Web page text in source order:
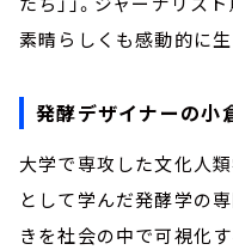
素晴らしくも感動的に
発酵デザイナーの小
大学で専攻した文化人
として学んだ発酵学の
きを社会の中で可視化